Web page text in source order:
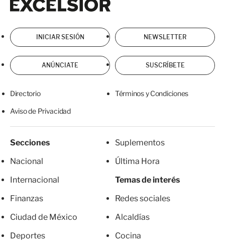
INICIAR SESIÓN NEWSLETTER
ANÚNCIATE SUSCRÍBETE
Directorio Términos y Condiciones
Aviso de Privacidad
Secciones
Nacional
Internacional
Finanzas
Ciudad de México
Deportes
Suplementos
Última Hora
Temas de interés
Redes sociales
Alcaldías
Cocina